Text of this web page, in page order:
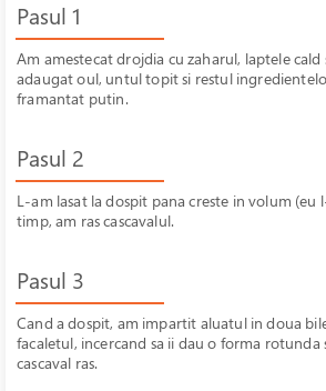
Pasul 1
Am amestecat drojdia cu zaharul, laptele cald
adaugat oul, untul topit si restul
framantat putin.
Pasul 2
L-am lasat la dospit pana creste in volum (eu
timp, am ras cascavalul.
Pasul 3
Cand a dospit, am impartit aluatul in doua
facaletul, incercand sa ii dau o forma
cascaval ras.